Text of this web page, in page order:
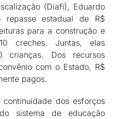
(Diafi), Eduardo
repasse estadual de R$
para a construção e
creches. Juntas, elas
crianças. Dos recursos
com o Estado, R$
pagos.
dos esforços
sistema de educação